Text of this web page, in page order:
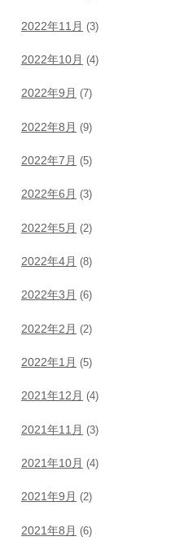
2022年11月 (3)
2022年10月 (4)
2022年9月 (7)
2022年8月 (9)
2022年7月 (5)
2022年6月 (3)
2022年5月 (2)
2022年4月 (8)
2022年3月 (6)
2022年2月 (2)
2022年1月 (5)
2021年12月 (4)
2021年11月 (3)
2021年10月 (4)
2021年9月 (2)
2021年8月 (6)